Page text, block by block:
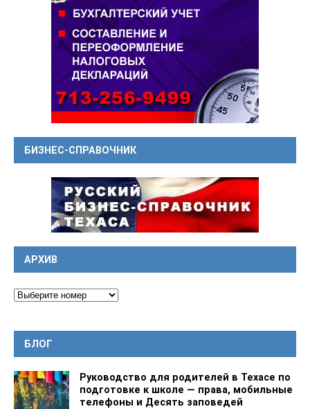
БИЗНЕС-СПРАВОЧНИК
АРХИВ
БЛОГ
Руководство для родителей в Техасе по
подготовке к школе — права, мобильные
телефоны и Десять заповедей